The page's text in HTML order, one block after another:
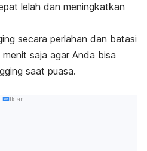
lelah dan meningkatkan
secara perlahan dan batasi
saja agar Anda bisa
saat puasa.
Iklan